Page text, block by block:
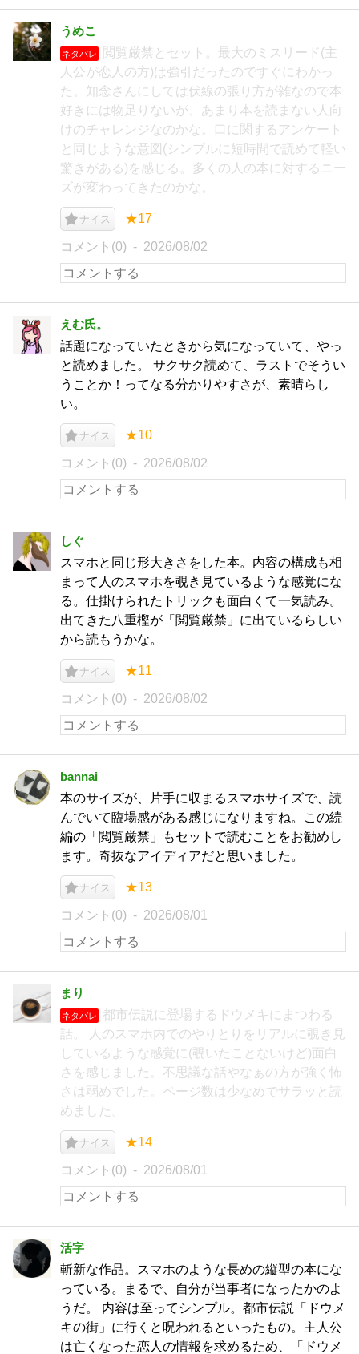
うめこ
ネタバレ
閲覧厳禁とセット。最大のミスリード(主
人公が恋人の方)は強引だったのですぐにわかっ
た。知念さんにしては伏線の張り方が雑なので本
好きには物足りないが、あまり本を読まない人向
けのチャレンジなのかな。口に関するアンケート
と同じような意図(シンプルに短時間で読めて軽い
驚きがある)を感じる。多くの人の本に対するニー
ズが変わってきたのかな。
ナイス ★17
コメント(0) 2026/08/02
えむ氏。
話題になっていたときから気になっていて、やっ
と読めました。 サクサク読めて、ラストでそうい
うことか！ってなる分かりやすさが、素晴らし
い。
ナイス ★10
コメント(0) 2026/08/02
しぐ
スマホと同じ形大きさをした本。内容の構成も相
まって人のスマホを覗き見ているような感覚にな
る。仕掛けられたトリックも面白くて一気読み。
出てきた八重樫が「閲覧厳禁」に出ているらしい
から読もうかな。
ナイス ★11
コメント(0) 2026/08/02
bannai
本のサイズが、片手に収まるスマホサイズで、読
んでいて臨場感がある感じになりますね。この続
編の「閲覧厳禁」もセットで読むことをお勧めし
ます。奇抜なアイディアだと思いました。
ナイス ★13
コメント(0) 2026/08/01
まり
ネタバレ
都市伝説に登場するドウメキにまつわる
話。 人のスマホ内でのやりとりをリアルに覗き見
しているような感覚に(覗いたことないけど)面白
さを感じました。不思議な話やなぁの方が強く怖
さは弱めでした。ページ数は少なめでサラッと読
めました。
ナイス ★14
コメント(0) 2026/08/01
活字
斬新な作品。スマホのような長めの縦型の本にな
っている。まるで、自分が当事者になったかのよ
うだ。 内容は至ってシンプル。都市伝説「ドウメ
キの街」に行くと呪われるといったもの。主人公
は亡くなった恋人の情報を求めるため、「ドウメ